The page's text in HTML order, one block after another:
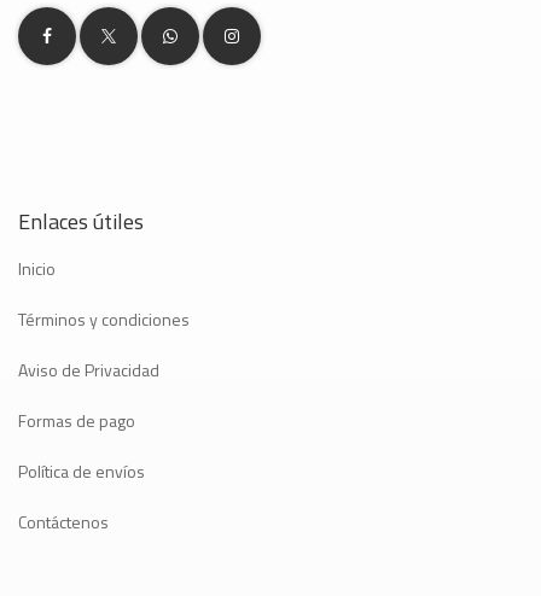
Enlaces útiles
Inicio
Términos y condiciones
Aviso de Privacidad
Formas de pago
Política de envíos
Contáctenos